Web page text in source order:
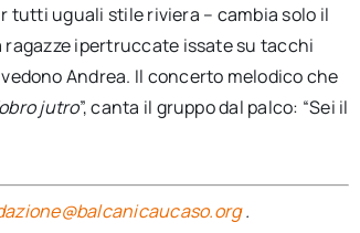
tutti uguali stile riviera – cambia solo il
ragazze ipertruccate issate su tacchi
Andrea. Il concerto melodico che
jutro”, canta il gruppo dal palco: “Sei il
.